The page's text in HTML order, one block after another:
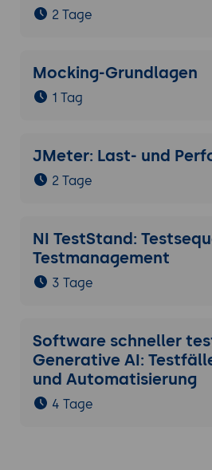
2 Tage
Mocking-Grundlagen
1 Tag
JMeter: Last- und
2 Tage
NI TestStand:
Testmanagement
3 Tage
Software schneller
Generative AI:
und Automatisierung
4 Tage